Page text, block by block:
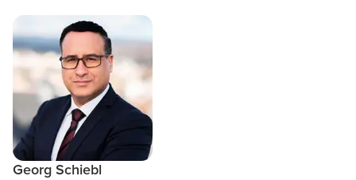
Georg Schiebl